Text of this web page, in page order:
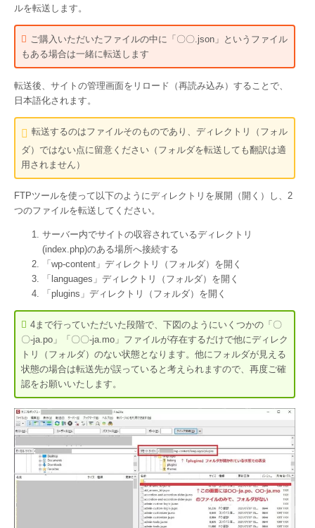
ルを転送します。
ご購入いただいたファイルの中に「〇〇.json」というファイル
もある場合は一緒に転送します
転送後、サイトの管理画面をリロード（再読み込み）することで、
日本語化されます。
転送するのはファイルそのものであり、ディレクトリ（フォル
ダ）ではない点に留意ください（フォルダを転送しても翻訳は適
用されません）
FTPツールを使って以下のようにディレクトリを展開（開く）し、2
つのファイルを転送してください。
サーバー内でサイトの収容されているディレクトリ
(index.php)のある場所へ接続する
「wp-content」ディレクトリ（フォルダ）を開く
「languages」ディレクトリ（フォルダ）を開く
「plugins」ディレクトリ（フォルダ）を開く
4まで行っていただいた段階で、下図のようにいくつかの「〇
〇-ja.po」「〇〇-ja.mo」ファイルが存在するだけで他にディレク
トリ（フォルダ）のない状態となります。他にフォルダが見える
状態の場合は転送先が誤っていると考えられますので、再度ご確
認をお願いいたします。